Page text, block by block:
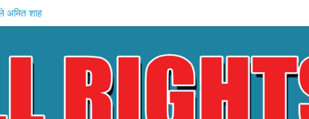
अमित शाह
गृह मंत्रालय
वेतन रोका